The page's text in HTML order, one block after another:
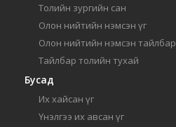
Толийн зургийн сан
Олон нийтийн нэмсэн үг
Олон нийтийн нэмсэн тайлбар
Тайлбар толийн тухай
Бусад
Их хайсан үг
Үнэлгээ их авсан үг